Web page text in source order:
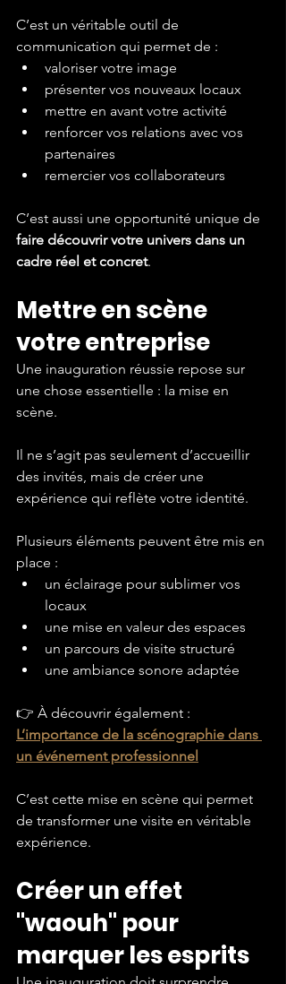
C’est un véritable outil de
communication qui permet de :
valoriser votre image
présenter vos nouveaux locaux
mettre en avant votre activité
renforcer vos relations avec vos
partenaires
remercier vos collaborateurs
C’est aussi une opportunité unique de
faire découvrir votre univers dans un
cadre réel et concret.
Mettre en scène
votre entreprise
Une inauguration réussie repose sur
une chose essentielle : la mise en
scène.
Il ne s’agit pas seulement d’accueillir
des invités, mais de créer une
expérience qui reflète votre identité.
Plusieurs éléments peuvent être mis en
place :
un éclairage pour sublimer vos
locaux
une mise en valeur des espaces
un parcours de visite structuré
une ambiance sonore adaptée
👉 À découvrir également :
L’importance de la scénographie dans
un événement professionnel
C’est cette mise en scène qui permet
de transformer une visite en véritable
expérience.
Créer un effet
"waouh" pour
marquer les esprits